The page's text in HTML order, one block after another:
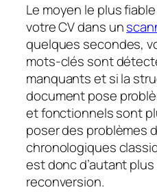
Le moyen le plus
votre CV dans un
quelques secondes,
mots-clés sont
manquants et si la
document pose
et fonctionnels sont
poser des problèmes
chronologiques
est donc d’autant
reconversion.